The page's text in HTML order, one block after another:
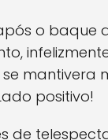
o baque
mantivera
positivo!
de